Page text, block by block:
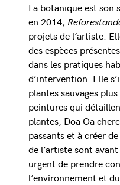
La botanique est
en 2014,
projets de l’artiste.
des espèces
dans les pratiques
d’intervention. Elle
plantes sauvages
peintures qui
plantes, Doa Oa
passants et à créer
de l’artiste sont
urgent de prendre
l’environnement et